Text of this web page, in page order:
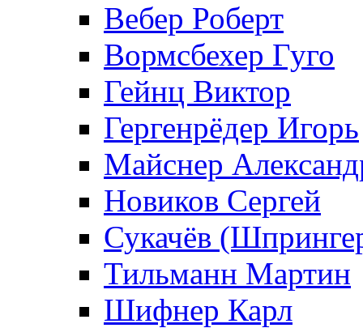
Вебер Роберт
Вормсбехер Гуго
Гейнц Виктор
Гергенрёдер Игорь
Майснер
Новиков Сергей
Сукачёв
Тильманн Мартин
Шифнер Карл